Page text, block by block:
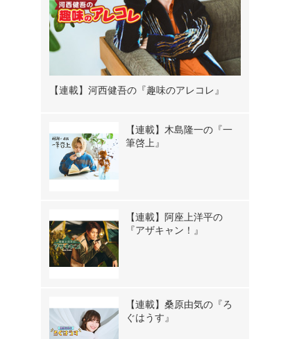
【連載】河西健吾の『趣味のアレコレ』
【連載】木島隆一の『一
筆啓上』
【連載】阿座上洋平の
『アザキャン！』
【連載】桑原由気の『ろ
ぐはうす』